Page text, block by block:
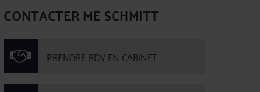
CONTACTER ME SCHMITT
PRENDRE RDV EN CABINET